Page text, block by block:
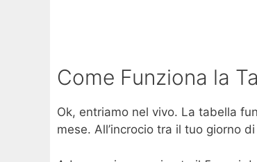
Come Funziona la
Ok, entriamo nel vivo. La tabella
mese. All’incrocio tra il tuo giorno